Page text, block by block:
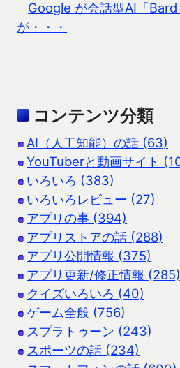
Google が会話型AI「
が・・・
コンテンツ分類
AI（人工知能）の話 (63)
YouTuberと動画サイト
いろいろ (383)
いろいろレビュー (27)
アプリの事 (394)
アプリストアの話 (288)
アプリ公開情報 (375)
アプリ更新/修正情報 (285)
クイズいろいろ (40)
ゲーム全般 (756)
スプラトゥーン (243)
スポーツの話 (234)